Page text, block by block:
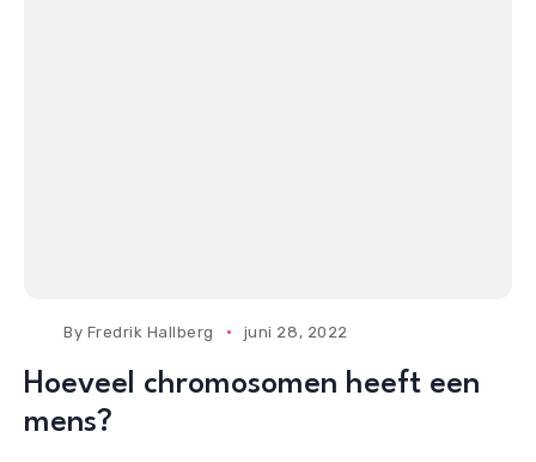
By Fredrik Hallberg juni 28, 2022
Hoeveel chromosomen heeft een
mens?